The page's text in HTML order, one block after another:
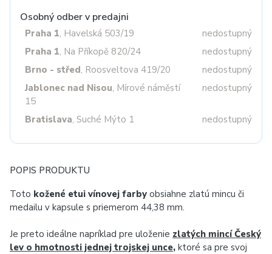
Osobný odber v predajni
Praha 1, Havelská 503/19
nedostupný
Praha 1, Na Příkopě 820/24
nedostupný
Brno - střed, Roosveltova 419/20
nedostupný
Jablonec nad Nisou, Mírové náměstí
15
nedostupný
Bratislava, Suché Mýto 1 nedostupný
POPIS PRODUKTU
Toto kožené etui vínovej farby obsiahne zlatú mincu či
medailu v kapsule s priemerom 44,38 mm.
Je preto ideálne napríklad pre uloženie zlatých mincí Český
lev o hmotnosti jednej trojskej unce, ktoré sa pre svoj